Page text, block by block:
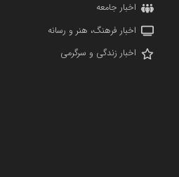
نهادهای مردمی
فولاد در کشور
اخبار جامعه
اخبار فرهنگ، هنر و رسانه
اخبار زندگی و سرگرمی